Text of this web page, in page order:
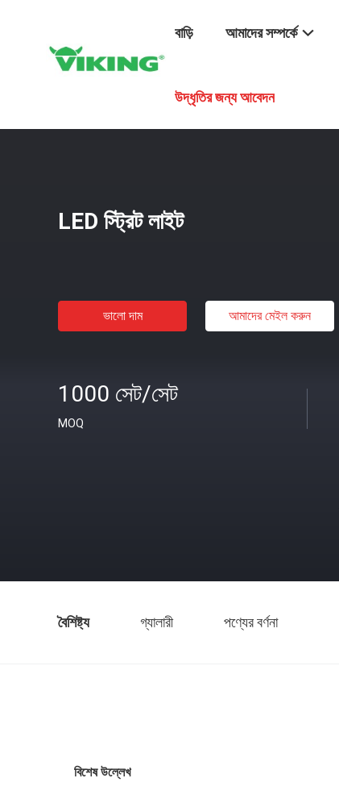
বাড়ি আমাদের সম্পর্কে
উদ্ধৃতির জন্য আবেদন
স্ট্রেচ কর্ডুরয় ফ্যাব্রিক
LED স্ট্রিট লাইট
ভালো দাম আমাদের মেইল ​​করুন
1000 সেট/সেট
MOQ
বৈশিষ্ট্য গ্যালারী পণ্যের বর্ণনা
বিশেষ উল্লেখ